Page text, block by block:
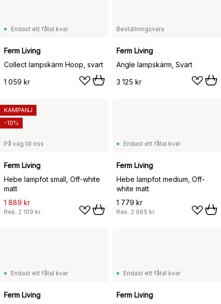
Endast ett fåtal kvar
Ferm Living
Collect lampskärm Hoop, svart
1 059 kr
Beställningsvara
Ferm Living
Angle lampskärm, Svart
3 125 kr
På väg till oss
Ferm Living
Hebe lampfot small, Off-white
matt
1 889 kr
Rek. 2 109 kr
KAMPANJ
-10%
Endast ett fåtal kvar
Ferm Living
Hebe lampfot medium, Off-
white matt
1 779 kr
Rek. 2 965 kr
Endast ett fåtal kvar
Ferm Living
Endast ett fåtal kvar
Ferm Living